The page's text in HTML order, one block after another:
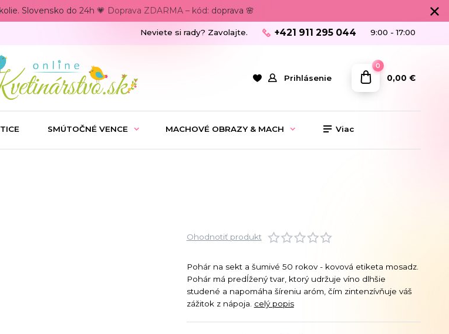
Slovensko do 24h 💗 Doprava ZDARMA – kód: doprava 🌸
Prihlásenie
Neviete si rady? Zavolajte. +421 911 295 044 9:00 - 17:00
0
0,00 €
SMÚTOČNÉ VENCE MACHOVÉ OBRAZY & MACH Viac
Ohodnotiť produkt
Pohár na sekt a šumivé 50 rokov - kovová etiketa mosadz.
Pohár má predĺžený tvar, ktorý udržuje víno dlhšie
studené a napomáha šíreniu aróm, čím zintenzívňuje váš
zážitok z nápoja. celý popis